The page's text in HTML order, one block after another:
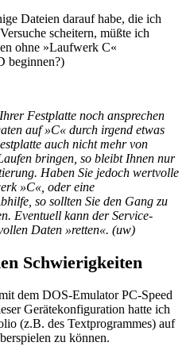
Dateien darauf habe, die ich
scheitern, müßte ich
ohne »Laufwerk C«
beginnen?)
Festplatte noch ansprechen
auf »C« durch irgend etwas
auch nicht mehr von
bringen, so bleibt Ihnen nur
Haben Sie jedoch wertvolle
»C«, oder eine
so sollten Sie den Gang zu
Eventuell kann der Service-
Daten »retten«. (uw)
Schwierigkeiten
dem DOS-Emulator PC-Speed
Gerätekonfiguration hatte ich
(z.B. des Textprogrammes) auf
zu können.